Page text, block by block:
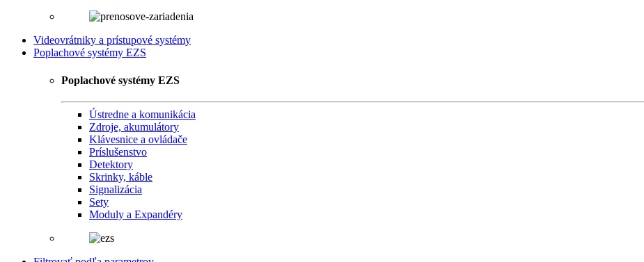
Videovrátniky a prístupové systémy
Poplachové systémy EZS
Poplachové systémy EZS
Ústredne a komunikácia
Zdroje, akumulátory
Klávesnice a ovládače
Príslušenstvo
Detektory
Skrinky, káble
Signalizácia
Sety
Moduly a Expandéry